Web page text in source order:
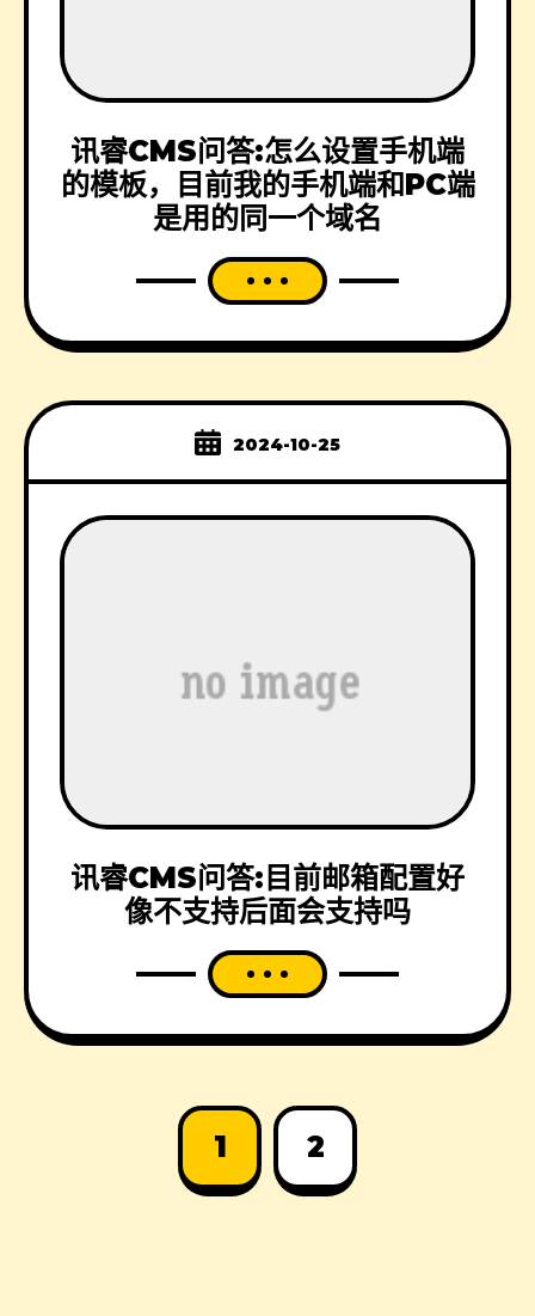
讯睿CMS问答:怎么设置手机端
的模板，目前我的手机端和PC端
是用的同一个域名
2024-10-25
讯睿CMS问答:目前邮箱配置好
像不支持后面会支持吗
1 2